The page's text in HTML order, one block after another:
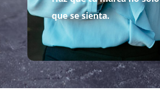
que se sienta.